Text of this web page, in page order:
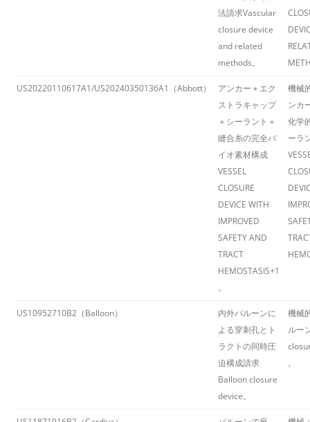
法請求Vascular
closure device
and related
methods​。
US20220110617A1/US20240350136A1（Abbott）
アンカー＋エク
ストラキャップ
＋シーラント＋
縫合糸の完全バ
イオ素材構成
VESSEL
CLOSURE
DEVICE WITH
IMPROVED
SAFETY AND
TRACT
HEMOSTASIS+1
。
機械
ンカ
化学
ーラ
US10952710B2（Balloon）
内外バルーンに
よる穿刺孔とト
ラクトの同時圧
迫構成請求
Balloon closure
device​。
機械
ルー
。